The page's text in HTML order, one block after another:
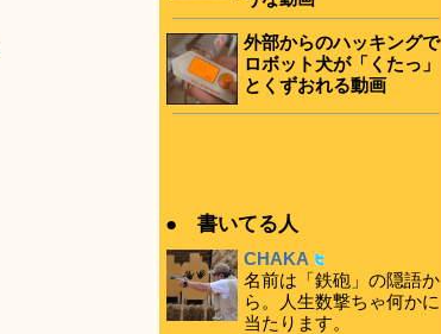
外部からのハッキングで
ロボット犬が「くたっ」
とくずおれる動画
● 書いてる人
CHAKA
名前は「鉄砲」の隠語か
ら。人生数撃ちゃ何かに
当たります。